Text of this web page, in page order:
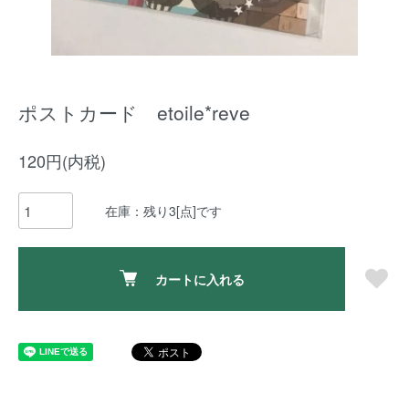
ポストカード etoile*reve
120円(内税)
在庫：残り3[点]です
カートに入れる